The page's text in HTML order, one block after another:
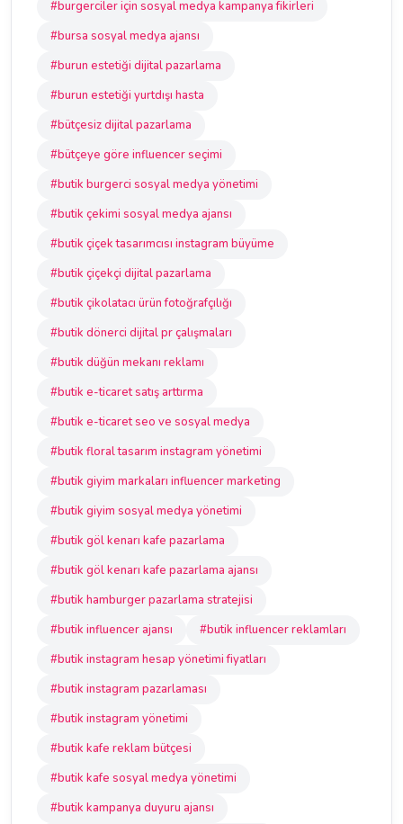
#burgerciler için sosyal medya kampanya fikirleri
#bursa sosyal medya ajansı
#burun estetiği dijital pazarlama
#burun estetiği yurtdışı hasta
#bütçesiz dijital pazarlama
#bütçeye göre influencer seçimi
#butik burgerci sosyal medya yönetimi
#butik çekimi sosyal medya ajansı
#butik çiçek tasarımcısı instagram büyüme
#butik çiçekçi dijital pazarlama
#butik çikolatacı ürün fotoğrafçılığı
#butik dönerci dijital pr çalışmaları
#butik düğün mekanı reklamı
#butik e-ticaret satış arttırma
#butik e-ticaret seo ve sosyal medya
#butik floral tasarım instagram yönetimi
#butik giyim markaları influencer marketing
#butik giyim sosyal medya yönetimi
#butik göl kenarı kafe pazarlama
#butik göl kenarı kafe pazarlama ajansı
#butik hamburger pazarlama stratejisi
#butik influencer ajansı
#butik influencer reklamları
#butik instagram hesap yönetimi fiyatları
#butik instagram pazarlaması
#butik instagram yönetimi
#butik kafe reklam bütçesi
#butik kafe sosyal medya yönetimi
#butik kampanya duyuru ajansı